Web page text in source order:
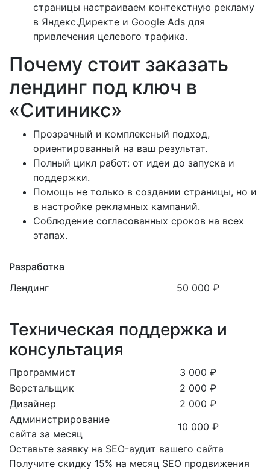
страницы настраиваем контекстную рекламу
в Яндекс.Директе и Google Ads для
привлечения целевого трафика.
Почему стоит заказать
лендинг под ключ в
«Ситиникс»
Прозрачный и комплексный подход,
ориентированный на ваш результат.
Полный цикл работ: от идеи до запуска и
поддержки.
Помощь не только в создании страницы, но и
в настройке рекламных кампаний.
Соблюдение согласованных сроков на всех
этапах.
Разработка
Лендинг
50 000 ₽
Техническая поддержка и
консультация
Программист
3 000 ₽
Верстальщик
2 000 ₽
Дизайнер
2 000 ₽
Администрирование
сайта за месяц
10 000 ₽
Оставьте заявку на SEO-аудит вашего сайта
Получите скидку 15% на месяц SEO продвижения